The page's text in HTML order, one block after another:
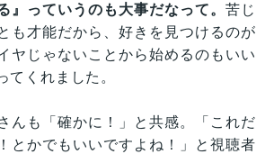
』っていうのも大事だなって。苦じ
も才能だから、好きを見つけるのが
ヤじゃないことから始めるのもいい
てくれました。
んも「確かに！」と共感。「これだ
とかでもいいですよね！」と視聴者